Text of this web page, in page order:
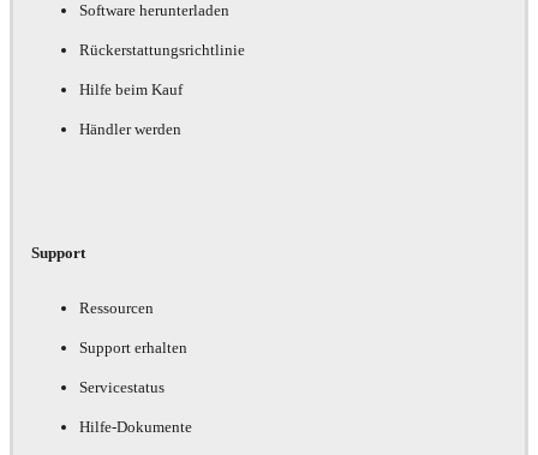
Software herunterladen
Rückerstattungsrichtlinie
Hilfe beim Kauf
Händler werden
Support
Ressourcen
Support erhalten
Servicestatus
Hilfe-Dokumente